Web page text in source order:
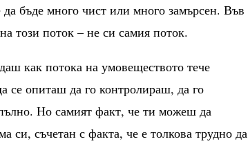
бъде много чист или много замърсен. Във
този поток – не си самия поток.
как потока на умовеществото тече
се опиташ да го контролираш, да го
Но самият факт, че ти можеш да
си, съчетан с факта, че е толкова трудно да